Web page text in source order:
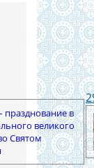
празднование в
великого
Святом